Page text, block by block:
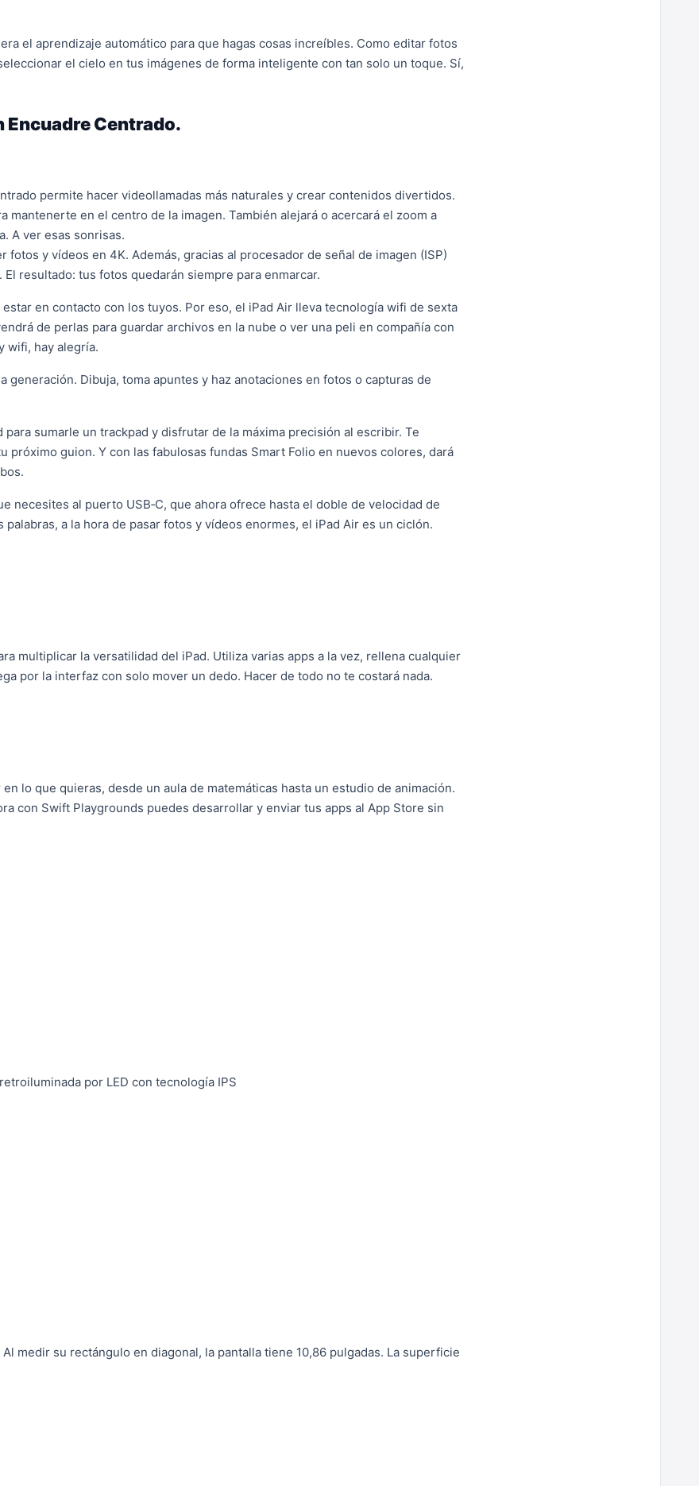
el aprendizaje automático para que hagas cosas increíbles. Como editar fotos
el cielo en tus imágenes de forma inteligente con tan solo un toque. Sí,
Encuadre Centrado.
permite hacer videollamadas más naturales y crear contenidos divertidos.
mantenerte en el centro de la imagen. También alejará o acercará el zoom a
A ver esas sonrisas.
y vídeos en 4K. Además, gracias al procesador de señal de imagen (ISP)
resultado: tus fotos quedarán siempre para enmarcar.
en contacto con los tuyos. Por eso, el iPad Air lleva tecnología wifi de sexta
de perlas para guardar archivos en la nube o ver una peli en compañía con
wifi, hay alegría.
generación. Dibuja, toma apuntes y haz anotaciones en fotos o capturas de
sumarle un trackpad y disfrutar de la máxima precisión al escribir. Te
próximo guion. Y con las fabulosas fundas Smart Folio en nuevos colores, dará
necesites al puerto USB‑C, que ahora ofrece hasta el doble de velocidad de
a la hora de pasar fotos y vídeos enormes, el iPad Air es un ciclón.
multiplicar la versatilidad del iPad. Utiliza varias apps a la vez, rellena cualquier
por la interfaz con solo mover un dedo. Hacer de todo no te costará nada.
lo que quieras, desde un aula de matemáticas hasta un estudio de animación.
con Swift Playgrounds puedes desarrollar y enviar tus apps al App Store sin
por LED con tecnología IPS
medir su rectángulo en diagonal, la pantalla tiene 10,86 pulgadas. La superficie